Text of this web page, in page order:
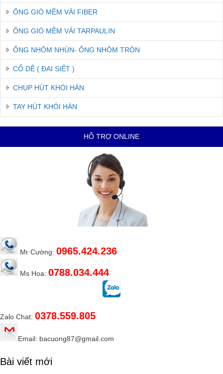
ỐNG GIÓ MỀM VẢI FIBER
ỐNG GIÓ MỀM VẢI TARPAULIN
ỐNG NHÔM NHÚN- ỐNG NHÔM TRÒN
CỔ DÊ ( ĐAI SIẾT )
CHỤP HÚT KHÓI HÀN
TAY HÚT KHÓI HÀN
HỖ TRỢ ONLINE
Mr Cường: 0965.424.236
Ms Hoa: 0788.034.444
Zalo Chat: 0378.559.805
Email: bacuong87@gmail.com
Bài viết mới